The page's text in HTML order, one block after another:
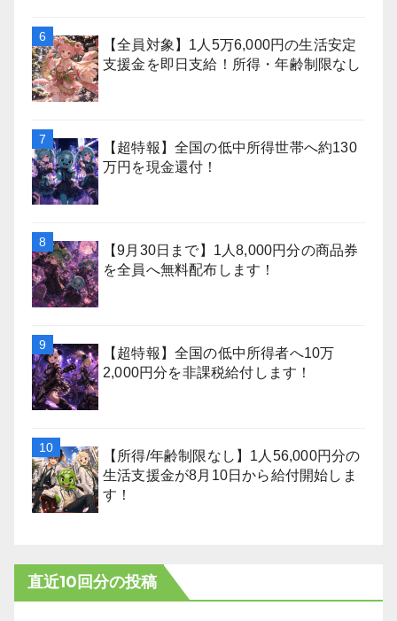
【全員対象】1人5万6,000円の生活安定
支援金を即日支給！所得・年齢制限なし
【超特報】全国の低中所得世帯へ約130
万円を現金還付！
【9月30日まで】1人8,000円分の商品券
を全員へ無料配布します！
【超特報】全国の低中所得者へ10万
2,000円分を非課税給付します！
【所得/年齢制限なし】1人56,000円分の
生活支援金が8月10日から給付開始しま
す！
直近10回分の投稿